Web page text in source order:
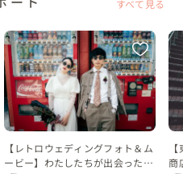
すべて見る
【レトロウェディングフォト＆ム
ービー】わたしたちが出会った街
商